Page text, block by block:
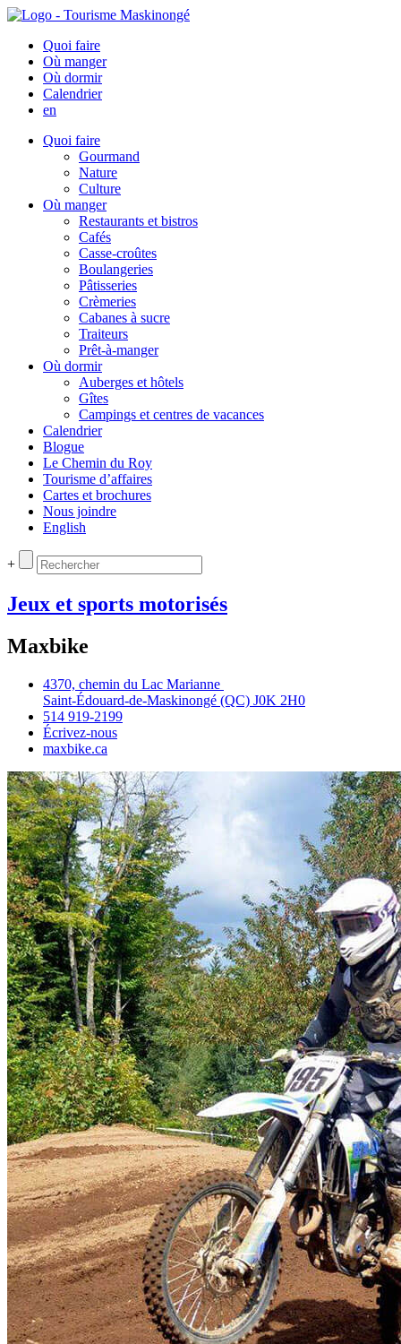
Quoi faire
Où manger
Où dormir
Calendrier
en
Quoi faire
Gourmand
Nature
Culture
Où manger
Restaurants et bistros
Cafés
Casse-croûtes
Boulangeries
Pâtisseries
Crèmeries
Cabanes à sucre
Traiteurs
Prêt-à-manger
Où dormir
Auberges et hôtels
Gîtes
Campings et centres de vacances
Calendrier
Blogue
Le Chemin du Roy
Tourisme d’affaires
Cartes et brochures
Nous joindre
English
+
Jeux et sports motorisés
Maxbike
4370, chemin du Lac Marianne
Saint‑Édouard‑de‑Maskinongé (QC) J0K 2H0
514 919‑2199
Écrivez‑nous
maxbike.ca